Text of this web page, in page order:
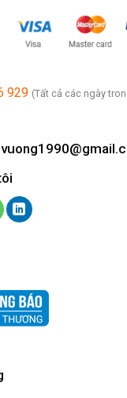
929 (Tất cả các ngày